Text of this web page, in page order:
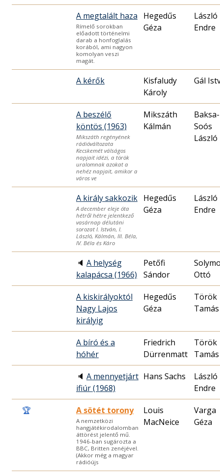
A megtalált haza
Rímelő sorokban
előadott történelmi
darab a honfoglalás
korából, ami nagyon
komolyan veszi
magát.
Hegedűs
Géza
László
Endre
A kérők
Kisfaludy
Károly
Gál
A beszélő
köntös (1963)
Mikszáth regényének
rádióváltozata
Kecskemét válságos
napjait idézi, a török
uralomnak azokat a
nehéz napjait, amikor a
város ve
Mikszáth
Kálmán
Baksa-
Soós
László
A király sakkozik
A december eleje óta
hétről hétre jelentkező
vasárnap délutáni
sorozat I. István, I.
László, Kálmán, III. Béla,
IV. Béla és Káro
Hegedűs
Géza
László
Endre
🔈 A helység
kalapácsa (1966)
Petőfi
Sándor
Ottó
A kiskirályoktól
Nagy Lajos
királyig
Hegedűs
Géza
Török
Tamás
A bíró és a
hóhér
Friedrich
Dürrenmatt
Török
Tamás
🔈 A mennyetjárt
ifiúr (1968)
Hans Sachs
László
Endre
🏆 A sötét torony
A nemzetközi
hangjátékirodalomban
áttörést jelentő mű.
1946-ban sugározta a
BBC, Britten zenéjével.
(Akkor még a magyar
rádióújs
Louis
MacNeice
Varga
Géza